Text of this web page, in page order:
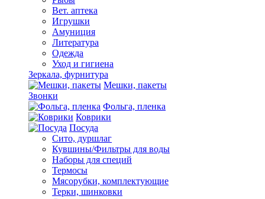
Вет. аптека
Игрушки
Амуниция
Литература
Одежда
Уход и гигиена
Зеркала, фурнитура
Мешки, пакеты
Звонки
Фольга, пленка
Коврики
Посуда
Сито, дуршлаг
Кувшины/Фильтры для воды
Наборы для специй
Термосы
Мясорубки, комплектующие
Терки, шинковки